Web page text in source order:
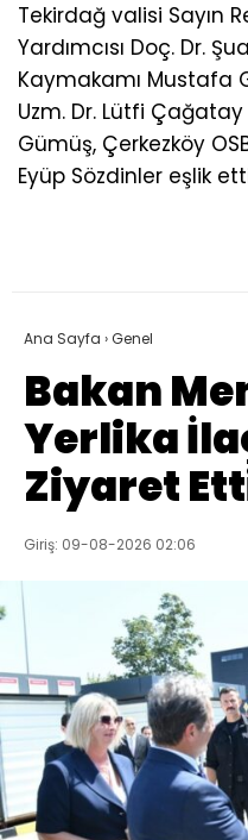
Tekirdağ valisi Sayın
Yardımcısı Doç. Dr.
Kaymakamı Mustafa
Uzm. Dr. Lütfi Çağatay
Gümüş, Çerkezköy
Eyüp Sözdinler eşlik
Ana Sayfa ›Genel
Bakan
Yerlika
Ziyaret
Giriş: 09-08-2026 02:06